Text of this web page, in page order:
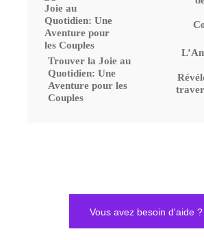
Trouver la Joie au
Quotidien: Une
Aventure pour les
Couples
Vous avez besoin d'aide ?